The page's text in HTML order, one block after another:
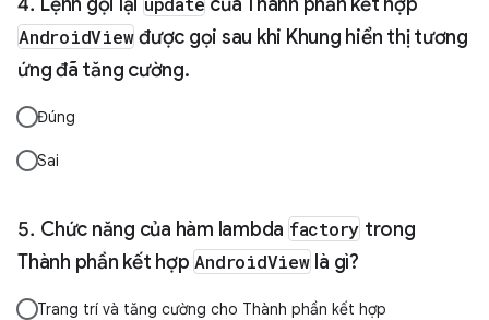
AndroidView được gọi sau khi Khung hiển thị tương
ứng đã tăng cường.
Đúng
Sai
Chức năng của hàm lambda factory trong
Thành phần kết hợp AndroidView là gì?
Trang trí và tăng cường cho Thành phần kết hợp